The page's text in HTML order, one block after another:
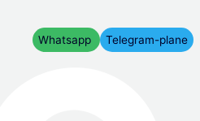
Whatsapp Telegram-plane